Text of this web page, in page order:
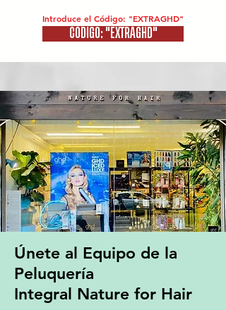
Introduce el Código: "EXTRAGHD"
CÓDIGO: "EXTRAGHD"
Únete al Equipo de la
Peluquería
Integral Nature for Hair